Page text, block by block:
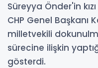
Süreyya Önder'in
CHP Genel Başkanı
milletvekili
sürecine ilişkin
gösterdi.